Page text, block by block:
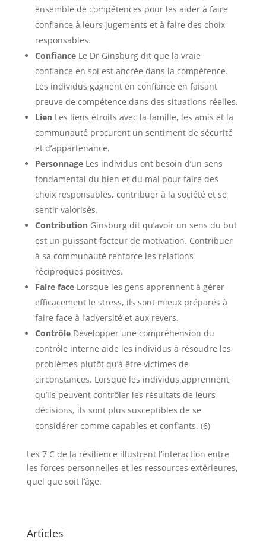
ensemble de compétences pour les aider à faire
confiance à leurs jugements et à faire des choix
responsables.
ConfianceLe Dr Ginsburg dit que la vraie
confiance en soi est ancrée dans la compétence.
Les individus gagnent en confiance en faisant
preuve de compétence dans des situations réelles.
LienLes liens étroits avec la famille, les amis et la
communauté procurent un sentiment de sécurité
et d’appartenance.
Personnage Les individus ont besoin d’un sens
fondamental du bien et du mal pour faire des
choix responsables, contribuer à la société et se
sentir valorisés.
ContributionGinsburg dit qu’avoir un sens du but
est un puissant facteur de motivation. Contribuer
à sa communauté renforce les relations
réciproques positives.
Faire faceLorsque les gens apprennent à gérer
efficacement le stress, ils sont mieux préparés à
faire face à l’adversité et aux revers.
ContrôleDévelopper une compréhension du
contrôle interne aide les individus à résoudre les
problèmes plutôt qu’à être victimes de
circonstances. Lorsque les individus apprennent
qu’ils peuvent contrôler les résultats de leurs
décisions, ils sont plus susceptibles de se
considérer comme capables et confiants. (6)
Les 7 C de la résilience illustrent l’interaction entre
les forces personnelles et les ressources extérieures,
quel que soit l’âge.
Articles